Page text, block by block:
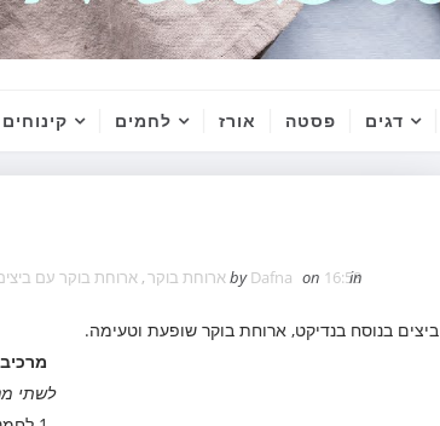
דגים פסטה אורז לחמים קינוחים
by Dafna on 16:58
in ארוחת בוקר, ארוחת בוקר עם
ביצים בנוסח בנדיקט, ארוחת בוקר שופעת וטעימה.
לשתי